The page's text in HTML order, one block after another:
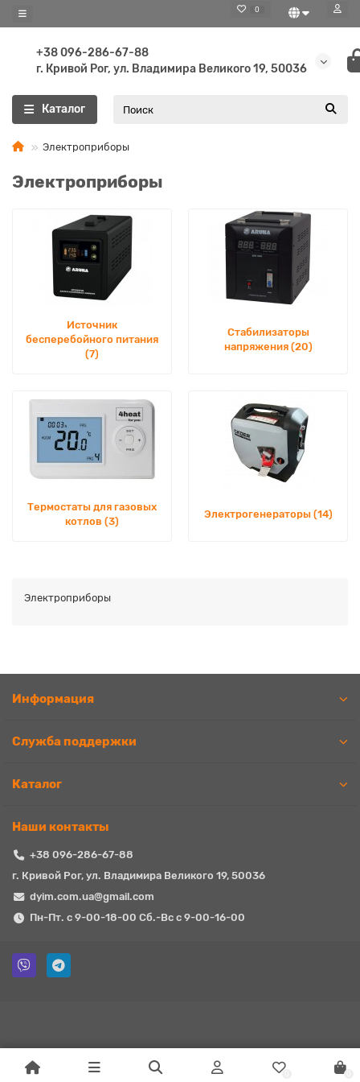
0
+38 096-286-67-88
г. Кривой Рог, ул. Владимира Великого 19, 50036
Каталог
Электроприборы
Электроприборы
Источник
бесперебойного питания
(7)
Стабилизаторы
напряжения (20)
Термостаты для газовых
котлов (3)
Электрогенераторы (14)
Электроприборы
Информация
Служба поддержки
Каталог
Наши контакты
+38 096-286-67-88
г. Кривой Рог, ул. Владимира Великого 19, 50036
dyim.com.ua@gmail.com
Пн-Пт. с 9-00-18-00 Сб.-Вс с 9-00-16-00
0